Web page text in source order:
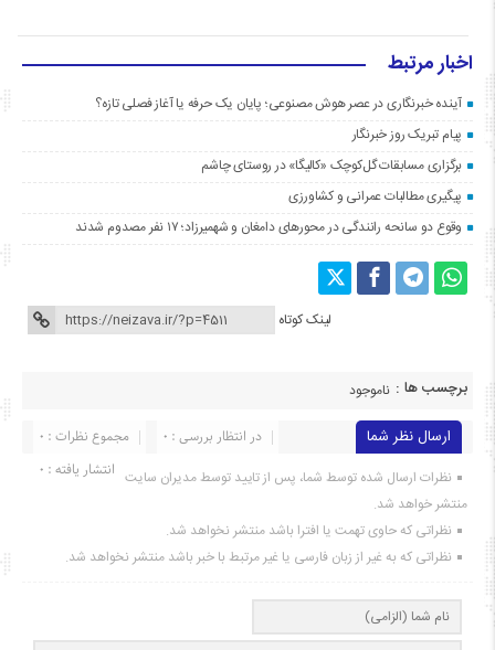
اخبار مرتبط
آینده خبرنگاری در عصر هوش مصنوعی؛ پایان یک حرفه یا آغاز فصلی تازه؟
پیام تبریک روز خبرنگار
برگزاری مسابقات گل‌کوچک «کالیگا» در روستای چاشم
پیگیری مطالبات عمرانی و کشاورزی
وقوع دو سانحه رانندگی در محورهای دامغان و شهمیرزاد؛ ۱۷ نفر مصدوم شدند
لینک کوتاه
برچسب ها : ناموجود
ارسال نظر شما مجموع نظرات : 0
در انتظار بررسی : 0
انتشار یافته : ۰ نظرات ارسال شده توسط شما، پس از تایید توسط مدیران سایت
منتشر خواهد شد.
نظراتی که حاوی تهمت یا افترا باشد منتشر نخواهد شد.
نظراتی که به غیر از زبان فارسی یا غیر مرتبط با خبر باشد منتشر نخواهد شد.